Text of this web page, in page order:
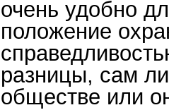
очень удобно
положение
разницы, сам
обществе или